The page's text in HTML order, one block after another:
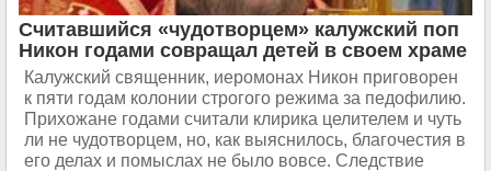
Считавшийся «чудотворцем» калужский поп
Никон годами совращал детей в своем храме
Калужский священник, иеромонах Никон приговорен
к пяти годам колонии строгого режима за педофилию.
Прихожане годами считали клирика целителем и чуть
ли не чудотворцем, но, как выяснилось, благочестия в
его делах и помыслах не было вовсе. Следствие